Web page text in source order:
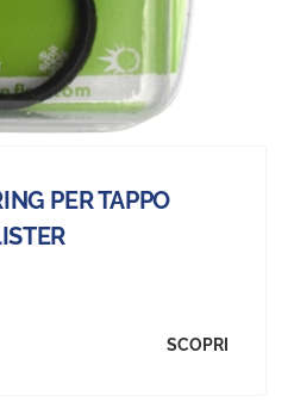
PER TAPPO
SCOPRI